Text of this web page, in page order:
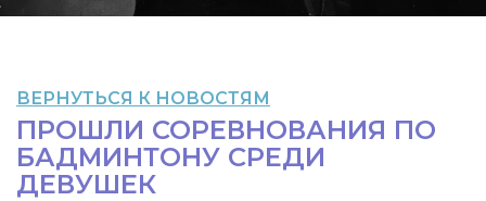
ВЕРНУТЬСЯ К НОВОСТЯМ
ПРОШЛИ СОРЕВНОВАНИЯ ПО
БАДМИНТОНУ СРЕДИ
ДЕВУШЕК